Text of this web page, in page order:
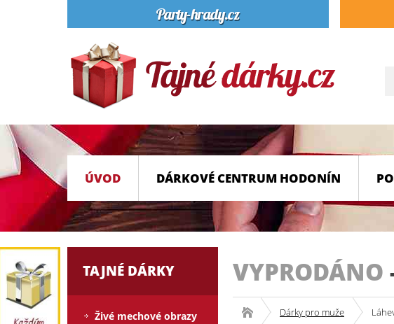
ÚVOD DÁRKOVÉ CENTRUM HODONÍN
VYPRODÁNO
Dárky pro muže
TAJNÉ DÁRKY
Živé mechové obrazy